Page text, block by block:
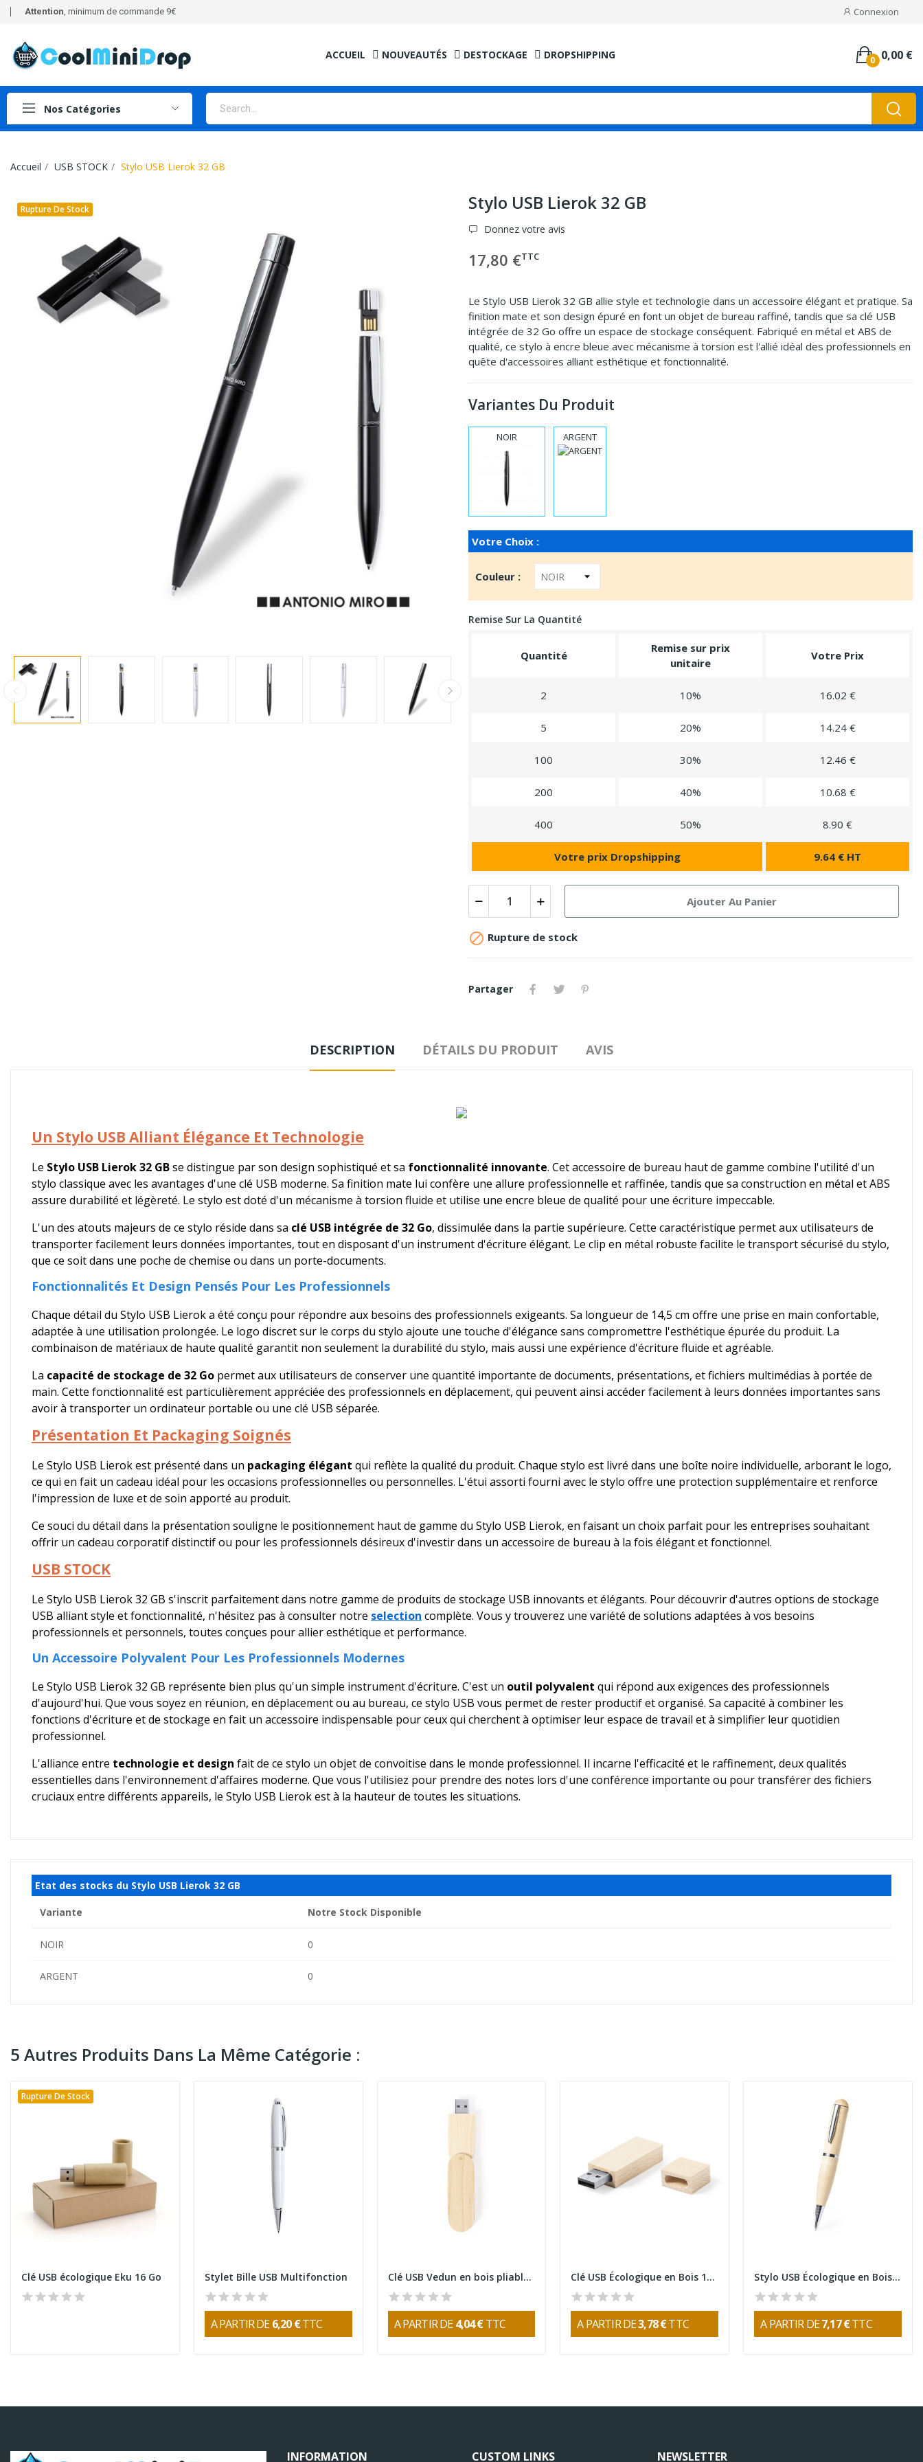
Attention, minimum de commande 9€ Connexion
ACCUEIL NOUVEAUTÉS DESTOCKAGE DROPSHIPPING 0,00 €
0
Nos Catégories
Accueil USB STOCK Stylo USB Lierok 32 GB
Rupture De Stock Stylo USB Lierok 32 GB
Donnez votre avis
17,80 €TTC
Le Stylo USB Lierok 32 GB allie style et technologie dans un accessoire élégant et pratique. Sa
finition mate et son design épuré en font un objet de bureau raffiné, tandis que sa clé USB
intégrée de 32 Go offre un espace de stockage conséquent. Fabriqué en métal et ABS de
qualité, ce stylo à encre bleue avec mécanisme à torsion est l'allié idéal des professionnels en
quête d'accessoires alliant esthétique et fonctionnalité.
Variantes Du Produit
NOIR ARGENT
Votre Choix :
Couleur :
Remise Sur La Quantité
Quantité
Remise sur prix
unitaire
Votre Prix
2 10% 16.02 €
5 20% 14.24 €
100 30% 12.46 €
200 40% 10.68 €
400 50% 8.90 €
Votre prix Dropshipping 9.64 € HT
Ajouter Au Panier
 Rupture de stock
Partager
DESCRIPTION DÉTAILS DU PRODUIT AVIS
Un Stylo USB Alliant Élégance Et Technologie
Le Stylo USB Lierok 32 GBse distingue par son design sophistiqué et sa fonctionnalité innovante. Cet accessoire de bureau haut de gamme combine l'utilité d'un
stylo classique avec les avantages d'une clé USB moderne. Sa finition mate lui confère une allure professionnelle et raffinée, tandis que sa construction en métal et ABS
assure durabilité et légèreté. Le stylo est doté d'un mécanisme à torsion fluide et utilise une encre bleue de qualité pour une écriture impeccable.
L'un des atouts majeurs de ce stylo réside dans sa clé USB intégrée de 32 Go, dissimulée dans la partie supérieure. Cette caractéristique permet aux utilisateurs de
transporter facilement leurs données importantes, tout en disposant d'un instrument d'écriture élégant. Le clip en métal robuste facilite le transport sécurisé du stylo,
que ce soit dans une poche de chemise ou dans un porte-documents.
Fonctionnalités Et Design Pensés Pour Les Professionnels
Chaque détail du Stylo USB Lierok a été conçu pour répondre aux besoins des professionnels exigeants. Sa longueur de 14,5 cm offre une prise en main confortable,
adaptée à une utilisation prolongée. Le logo discret sur le corps du stylo ajoute une touche d'élégance sans compromettre l'esthétique épurée du produit. La
combinaison de matériaux de haute qualité garantit non seulement la durabilité du stylo, mais aussi une expérience d'écriture fluide et agréable.
La capacité de stockage de 32 Go permet aux utilisateurs de conserver une quantité importante de documents, présentations, et fichiers multimédias à portée de
main. Cette fonctionnalité est particulièrement appréciée des professionnels en déplacement, qui peuvent ainsi accéder facilement à leurs données importantes sans
avoir à transporter un ordinateur portable ou une clé USB séparée.
Présentation Et Packaging Soignés
Le Stylo USB Lierok est présenté dans un packaging élégant qui reflète la qualité du produit. Chaque stylo est livré dans une boîte noire individuelle, arborant le logo,
ce qui en fait un cadeau idéal pour les occasions professionnelles ou personnelles. L'étui assorti fourni avec le stylo offre une protection supplémentaire et renforce
l'impression de luxe et de soin apporté au produit.
Ce souci du détail dans la présentation souligne le positionnement haut de gamme du Stylo USB Lierok, en faisant un choix parfait pour les entreprises souhaitant
offrir un cadeau corporatif distinctif ou pour les professionnels désireux d'investir dans un accessoire de bureau à la fois élégant et fonctionnel.
USB STOCK
Le Stylo USB Lierok 32 GB s'inscrit parfaitement dans notre gamme de produits de stockage USB innovants et élégants. Pour découvrir d'autres options de stockage
USB alliant style et fonctionnalité, n'hésitez pas à consulter notre selection complète. Vous y trouverez une variété de solutions adaptées à vos besoins
professionnels et personnels, toutes conçues pour allier esthétique et performance.
Un Accessoire Polyvalent Pour Les Professionnels Modernes
Le Stylo USB Lierok 32 GB représente bien plus qu'un simple instrument d'écriture. C'est un outil polyvalent qui répond aux exigences des professionnels
d'aujourd'hui. Que vous soyez en réunion, en déplacement ou au bureau, ce stylo USB vous permet de rester productif et organisé. Sa capacité à combiner les
fonctions d'écriture et de stockage en fait un accessoire indispensable pour ceux qui cherchent à optimiser leur espace de travail et à simplifier leur quotidien
professionnel.
L'alliance entre technologie et design fait de ce stylo un objet de convoitise dans le monde professionnel. Il incarne l'efficacité et le raffinement, deux qualités
essentielles dans l'environnement d'affaires moderne. Que vous l'utilisiez pour prendre des notes lors d'une conférence importante ou pour transférer des fichiers
cruciaux entre différents appareils, le Stylo USB Lierok est à la hauteur de toutes les situations.
Etat des stocks du Stylo USB Lierok 32 GB
Variante Notre Stock Disponible
NOIR 0
ARGENT 0
5 Autres Produits Dans La Même Catégorie :
Rupture De Stock
Clé USB écologique Eku 16 Go Stylet Bille USB Multifonction
A PARTIR DE6,20 €TTC
Clé USB Vedun en bois pliable 16GB
A PARTIR DE4,04 € TTC
Clé USB Écologique en Bois 16GB
A PARTIR DE3,78 €TTC
Stylo USB Écologique en Bois 16GB
A PARTIR DE7,17 €TTC
INFORMATION CUSTOM LINKS NEWSLETTER